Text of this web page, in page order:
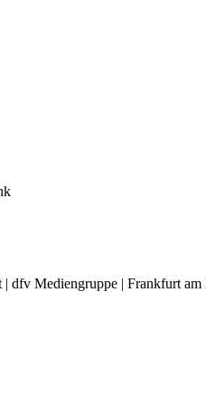
| dfv Mediengruppe | Frankfurt